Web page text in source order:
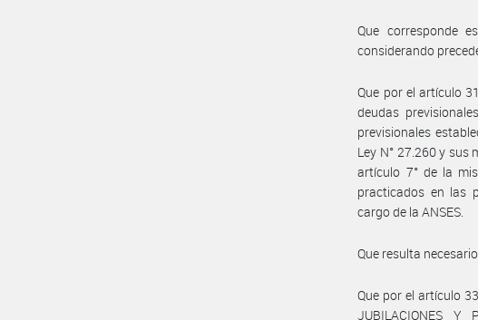
Que corresponde
considerando
Que por el artículo
deudas
previsionales
Ley N° 27.260 y sus
artículo 7° de la
practicados en las
cargo de la ANSES.
Que resulta
Que por el artículo
JUBILACIONES Y